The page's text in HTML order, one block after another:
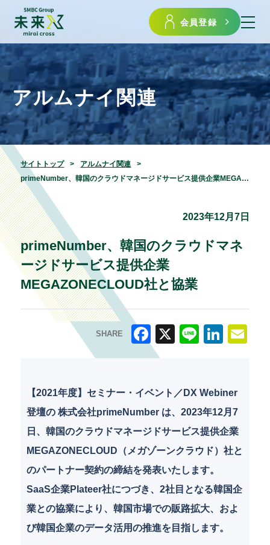
会員登録
アルムナイ関連
サイトトップ
アルムナイ関連
primeNumber、韓国のクラウドマネージドサービス提供企業MEGAZONECLOUD社と協業
2023年12月7日
primeNumber、韓国のクラウドマネ
ージドサービス提供企業
MEGAZONECLOUD社と協業
SHARE
F
c
e
b
o
o
k
e
k
e
dI
n
ai
【2021年度】セミナー・イベント／DX Webiner
登壇の 株式会社primeNumber は、2023年12月7
日、韓国のクラウドマネージドサービス提供企業
MEGAZONECLOUD（メガゾーンクラウド）社と
のパートナー契約の締結を発表いたします。
SaaS企業Plateer社につづき、2社目となる韓国企
業との協業により、韓国市場での販路拡大、およ
び韓国企業のデータ活用の推進を目指します。